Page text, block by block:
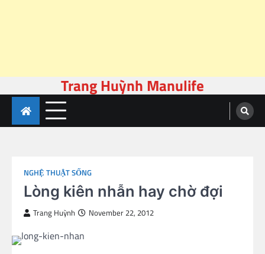
to
content
Trang Huỳnh Manulife
NGHỆ THUẬT SỐNG
Lòng kiên nhẫn hay chờ đợi
Trang Huỳnh November 22, 2012